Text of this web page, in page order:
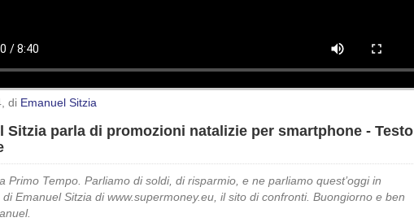
, di Emanuel Sitzia
Sitzia parla di promozioni natalizie per smartphone - Testo
Primo Tempo. Parliamo di soldi, di risparmio, e ne parliamo quest’oggi in
Emanuel Sitzia diwww.supermoney.eu , il sito di confronti. Buongiorno e ben